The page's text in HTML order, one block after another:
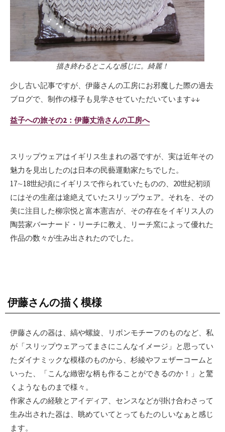
描き終わるとこんな感じに。綺麗！
少し古い記事ですが、伊藤さんの工房にお邪魔した際の過去
ブログで、制作の様子も見学させていただいています↓↓
益子への旅その2：伊藤丈浩さんの工房へ
スリップウェアはイギリス生まれの器ですが、実は近年その
魅力を見出したのは日本の民藝運動家たちでした。
17∼18世紀頃にイギリスで作られていたものの、20世紀初頭
にはその生産は途絶えていたスリップウェア。それを、その
美に注目した柳宗悦と富本憲吉が、その存在をイギリス人の
陶芸家バーナード・リーチに教え、リーチ窯によって優れた
作品の数々が生み出されたのでした。
伊藤さんの描く模様
伊藤さんの器は、縞や螺旋、リボンモチーフのものなど、私
が「スリップウェアってまさにこんなイメージ」と思ってい
たダイナミックな模様のものから、杉綾やフェザーコームと
いった、「こんな緻密な柄も作ることができるのか！」と驚
くようなものまで様々。
作家さんの経験とアイディア、センスなどが掛け合わさって
生み出された器は、眺めていてとってもたのしいなぁと感じ
ます。